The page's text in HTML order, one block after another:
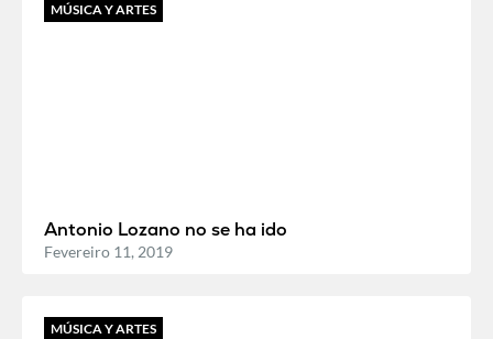
MÚSICA Y ARTES
Antonio Lozano no se ha ido
Fevereiro 11, 2019
MÚSICA Y ARTES